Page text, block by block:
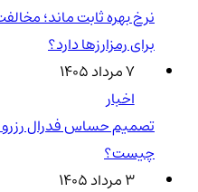
نرخ بهره ثابت ماند؛
برای رمزارزها دارد؟
۷ مرداد ۱۴۰۵
اخبار
تصمیم حساس فدرال رزرو
چیست؟
۳ مرداد ۱۴۰۵